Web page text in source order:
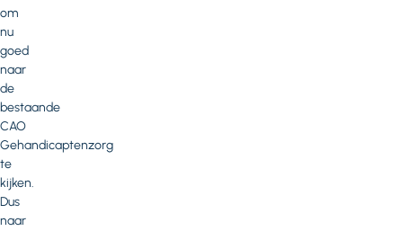
om
nu
goed
naar
de
bestaande
CAO
Gehandicaptenzorg
te
kijken.
Dus
naar